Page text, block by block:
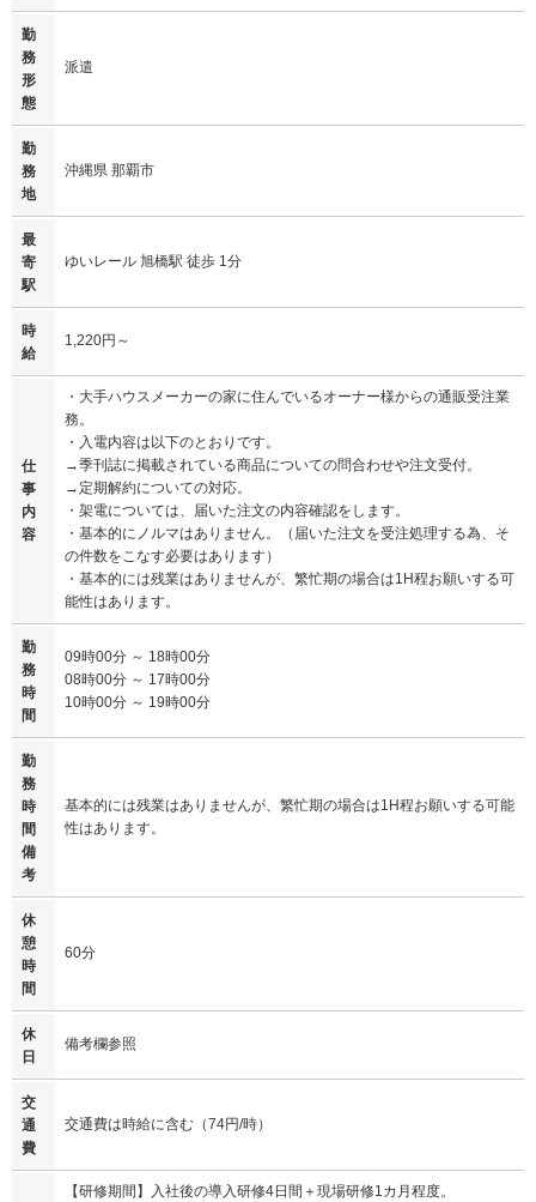
勤
務
形
態
派遣
勤
務
地
沖縄県 那覇市
最
寄
駅
ゆいレール 旭橋駅 徒歩 1分
時
給
1,220円～
仕
事
内
容
・大手ハウスメーカーの家に住んでいるオーナー様からの通販受注業
務。
・入電内容は以下のとおりです。
→季刊誌に掲載されている商品についての問合わせや注文受付。
→定期解約についての対応。
・架電については、届いた注文の内容確認をします。
・基本的にノルマはありません。（届いた注文を受注処理する為、そ
の件数をこなす必要はあります）
・基本的には残業はありませんが、繁忙期の場合は1H程お願いする可
能性はあります。
勤
務
時
間
09時00分 ～ 18時00分
08時00分 ～ 17時00分
10時00分 ～ 19時00分
勤
務
時
間
備
考
基本的には残業はありませんが、繁忙期の場合は1H程お願いする可能
性はあります。
休
憩
時
間
60分
休
日
備考欄参照
交
通
費
交通費は時給に含む（74円/時）
【研修期間】入社後の導入研修4日間＋現場研修1カ月程度。